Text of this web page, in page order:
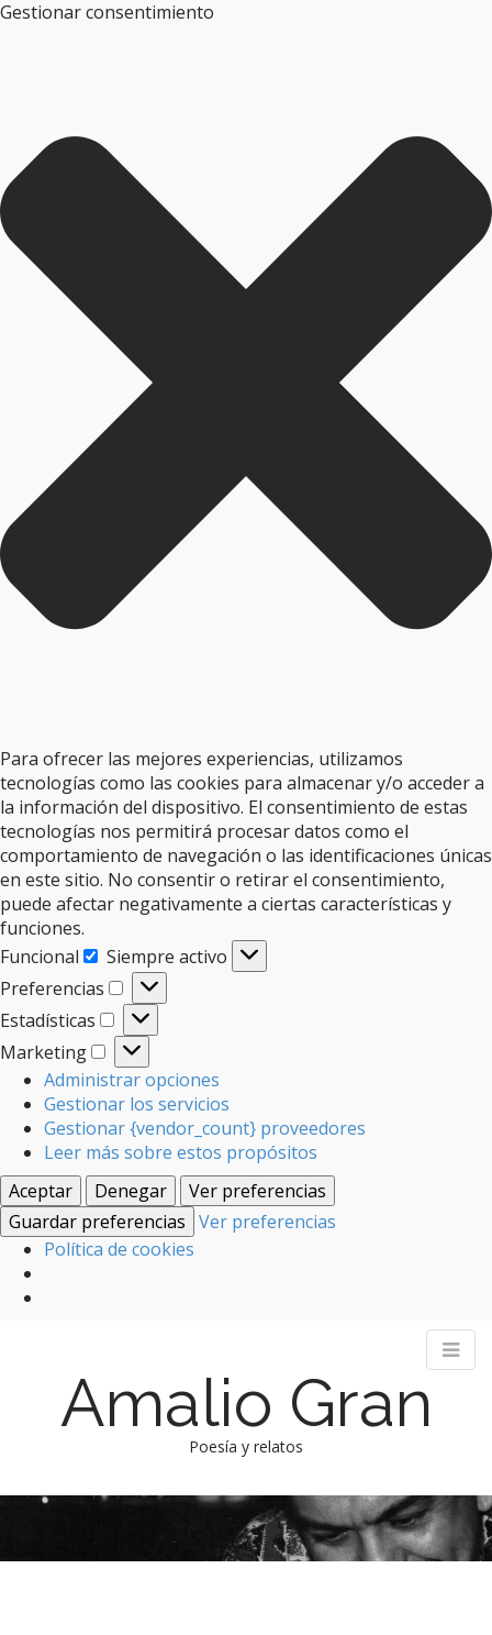
Gestionar consentimiento
Para ofrecer las mejores experiencias, utilizamos
tecnologías como las cookies para almacenar y/o acceder a
la información del dispositivo. El consentimiento de estas
tecnologías nos permitirá procesar datos como el
comportamiento de navegación o las identificaciones únicas
en este sitio. No consentir o retirar el consentimiento,
puede afectar negativamente a ciertas características y
funciones.
Funcional
Funcional
Siempre activo
Preferencias
Preferencias
Estadísticas
Estadísticas
Marketing
Marketing
Administrar opciones
Gestionar los servicios
Gestionar {vendor_count} proveedores
Leer más sobre estos propósitos
Aceptar
Denegar
Ver preferencias
Guardar preferencias Ver preferencias
Política de cookies
Amalio Gran
Poesía y relatos
M
p